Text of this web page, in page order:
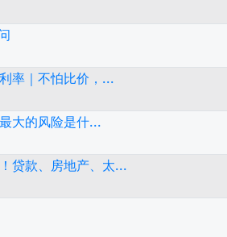
率｜不怕比价，...
大的风险是什...
贷款、房地产、太...